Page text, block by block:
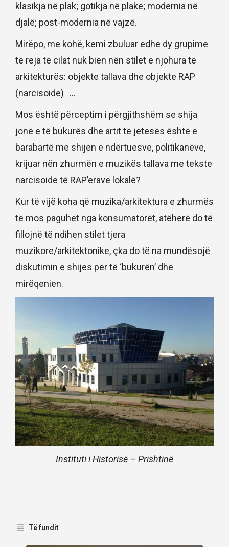
klasikja në plak; gotikja në plakë; modernia në
djalë; post-modernia në vajzë.
Mirëpo, me kohë, kemi zbuluar edhe dy grupime
të reja të cilat nuk bien nën stilet e njohura të
arkitekturës: objekte tallava dhe objekte RAP
(narcisoide) …
Mos është përceptim i përgjithshëm se shija
jonë e të bukurës dhe artit të jetesës është e
barabartë me shijen e ndërtuesve, politikanëve,
krijuar nën zhurmën e muzikës tallava me tekste
narcisoide të RAP’erave lokalë?
Kur të vijë koha që muzika/arkitektura e zhurmës
të mos paguhet nga konsumatorët, atëherë do të
fillojnë të ndihen stilet tjera
muzikore/arkitektonike, çka do të na mundësojë
diskutimin e shijes për të ‘bukurën’ dhe
mirëqenien.
Instituti i Historisë – Prishtinë
Të fundit